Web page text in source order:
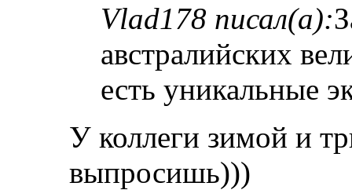
Vlad178 писал(а):
австралийских
есть уникальные
У коллеги зимой и
выпросишь)))